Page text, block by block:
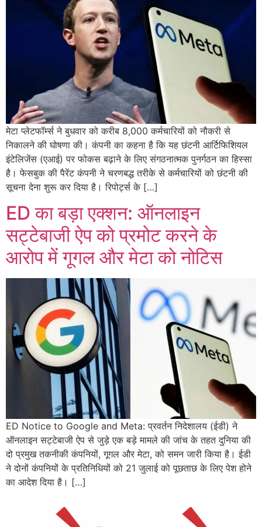
मेटा प्लेटफॉर्म्स ने बुधवार को करीब 8,000 कर्मचारियों को नौकरी से
निकालने की घोषणा की। कंपनी का कहना है कि यह छंटनी आर्टिफिशियल
इंटेलिजेंस (एआई) पर फोकस बढ़ाने के लिए संगठनात्मक पुनर्गठन का हिस्सा
है। फेसबुक की पैरेंट कंपनी ने चरणबद्ध तरीके से कर्मचारियों को छंटनी की
सूचना देना शुरू कर दिया है। रिपोर्ट्स के […]
ED का बड़ा एक्शन: ऑनलाइन
सट्टेबाजी ऐप को प्रमोट करने के
आरोप में गूगल और मेटा को नोटिस
ED Notice to Google and Meta: प्रवर्तन निदेशालय (ईडी) ने
ऑनलाइन सट्टेबाजी ऐप से जुड़े एक बड़े मामले की जांच के तहत दुनिया की
दो प्रमुख तकनीकी कंपनियों, गूगल और मेटा, को समन जारी किया है। ईडी
ने दोनों कंपनियों के प्रतिनिधियों को 21 जुलाई को पूछताछ के लिए पेश होने
का आदेश दिया है। […]